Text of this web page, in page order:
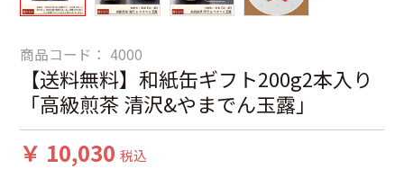
商品コード：4000
【送料無料】和紙缶ギフト200g2本入り
「高級煎茶 清沢&やまでん玉露」
￥ 10,030 税込